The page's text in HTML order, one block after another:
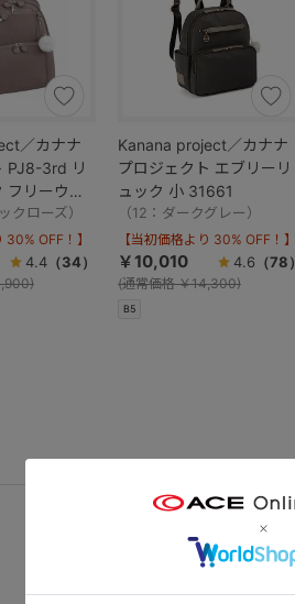
／カナナ
PJ8-3rd リ
フリーウェ
クローズ）
30% OFF！】
4.4 （34）
Kanana project／カナナ
プロジェクト エブリーリ
ュック 小 31661
（12：ダークグレー）
B5
【当初価格より 30% OFF！】
￥10,010
(通常価格￥14,300)
4.6 （78）